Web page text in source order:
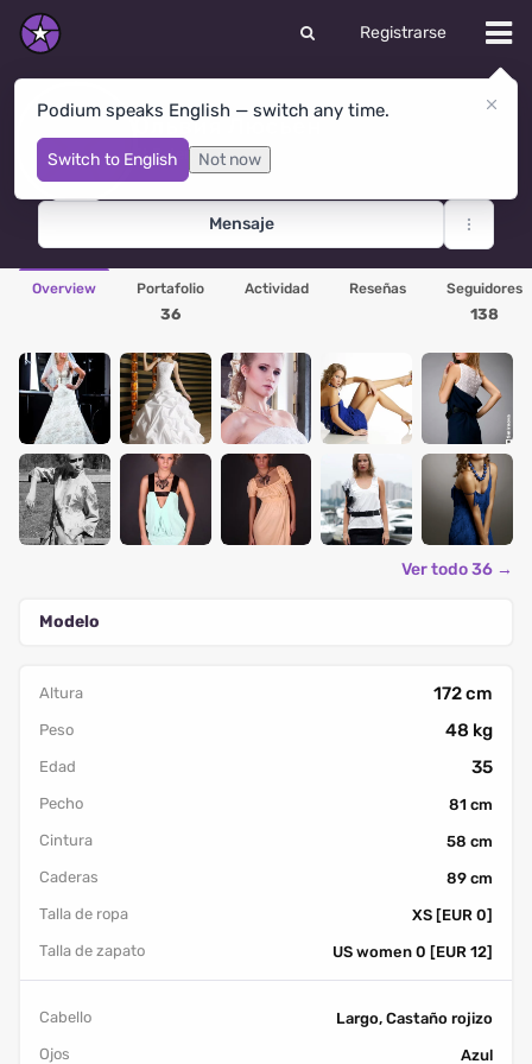
Registrarse
Podium speaks English — switch any time.
Switch to English Not now
Ольвия Люсьен
St Petersburg· Rusia
Mensaje
Overview Portafolio
36
Actividad Reseñas Seguidores
138
Ver todo 36 →
Modelo
Altura 172 cm
Peso 48 kg
Edad 35
Pecho
81 cm
Cintura
58 cm
Caderas
89 cm
Talla de ropa
XS [EUR 0]
Talla de zapato
US women 0 [EUR 12]
Cabello
Largo, Castaño rojizo
Ojos
Azul